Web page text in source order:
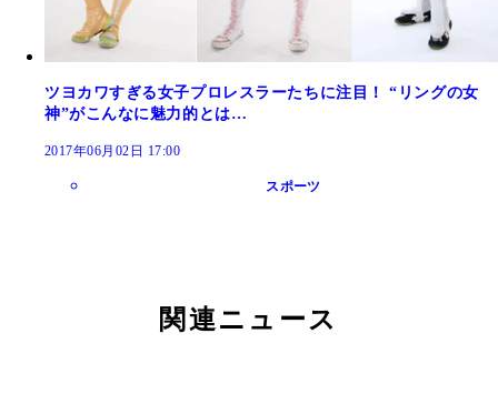
ツヨカワすぎる女子プロレスラーたちに注目！ “リングの女
神”がこんなに魅力的とは…
2017年06月02日 17:00
スポーツ
関連ニュース